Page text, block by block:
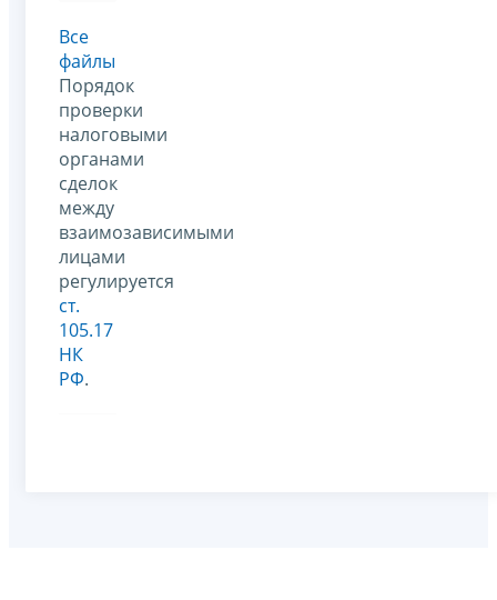
Все
файлы
Порядок
проверки
налоговыми
органами
сделок
между
взаимозависимыми
лицами
регулируется
ст.
105.17
НК
РФ.